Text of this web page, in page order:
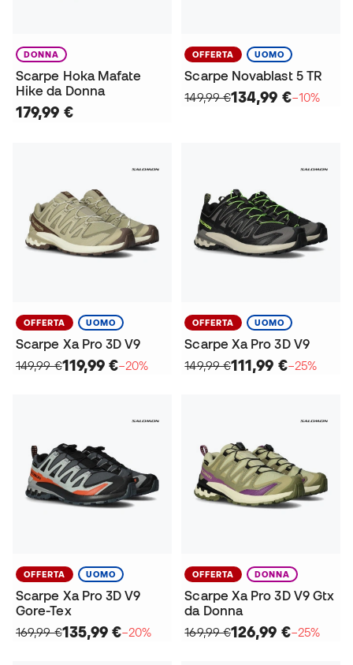
DONNA
Scarpe Hoka Mafate
Hike da Donna
179,99 €
OFFERTA UOMO
Scarpe Novablast 5 TR
149,99 €134,99 €−10%
OFFERTA UOMO
Scarpe Xa Pro 3D V9
149,99 €119,99 €−20%
OFFERTA UOMO
Scarpe Xa Pro 3D V9
149,99 €111,99 €−25%
OFFERTA UOMO
Scarpe Xa Pro 3D V9
Gore-Tex
169,99 €135,99 €−20%
OFFERTA DONNA
Scarpe Xa Pro 3D V9 Gtx
da Donna
169,99 €126,99 €−25%